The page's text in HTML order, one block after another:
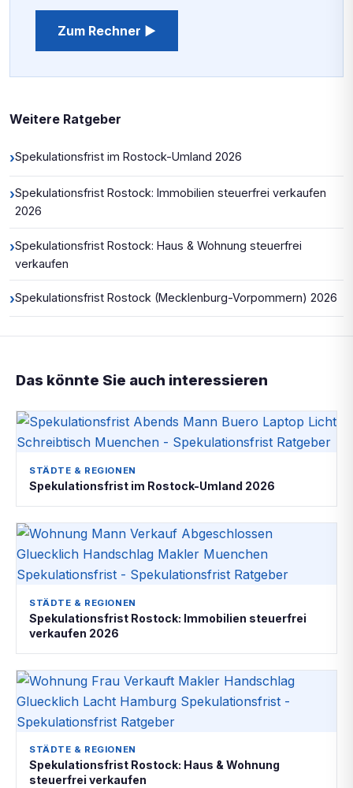
Zum Rechner ▶
Weitere Ratgeber
›Spekulationsfrist im Rostock-Umland 2026
›Spekulationsfrist Rostock: Immobilien steuerfrei verkaufen
2026
›Spekulationsfrist Rostock: Haus & Wohnung steuerfrei
verkaufen
›Spekulationsfrist Rostock (Mecklenburg-Vorpommern) 2026
Das könnte Sie auch interessieren
STÄDTE & REGIONEN
Spekulationsfrist im Rostock-Umland 2026
STÄDTE & REGIONEN
Spekulationsfrist Rostock: Immobilien steuerfrei
verkaufen 2026
STÄDTE & REGIONEN
Spekulationsfrist Rostock: Haus & Wohnung
steuerfrei verkaufen